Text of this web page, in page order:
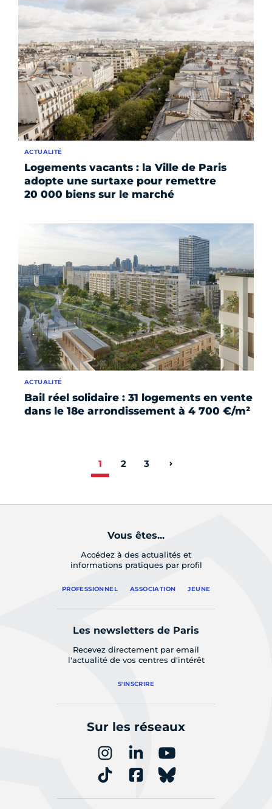
Logements vacants : la Ville de Paris
adopte une surtaxe pour remettre
20 000 biens sur le marché
ACTUALITÉ
Bail réel solidaire : 31 logements en vente
dans le 18e arrondissement à 4 700 €/m²
ACTUALITÉ
1 2 3 Page suivante
Vous êtes...
Accédez à des actualités et
informations pratiques par profil
PROFESSIONNEL ASSOCIATION JEUNE
Les newsletters de Paris
Recevez directement par email
l'actualité de vos centres d'intérêt
S'INSCRIRE
Sur les réseaux